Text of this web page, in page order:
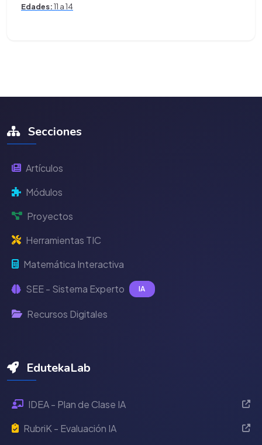
Edades:11 a 14
Secciones
Artículos
Módulos
Proyectos
Herramientas TIC
Matemática Interactiva
SEE - Sistema Experto IA
Recursos Digitales
EdutekaLab
IDEA - Plan de Clase IA
RubriK - Evaluación IA